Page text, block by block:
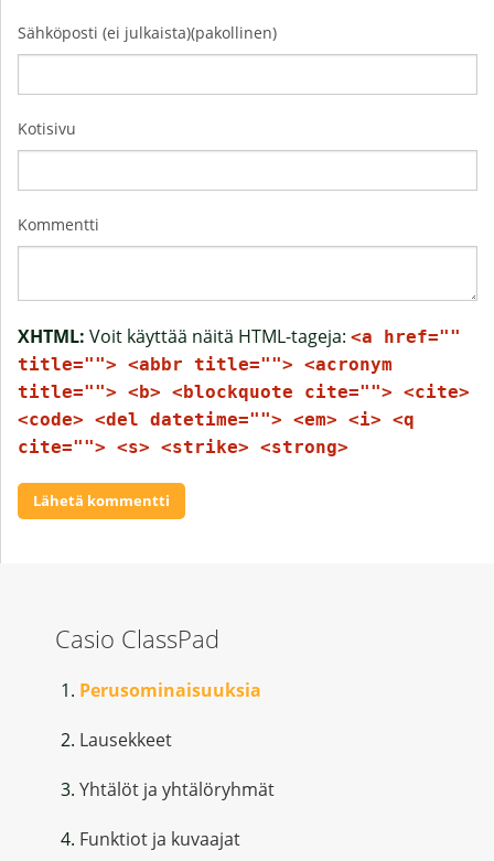
Sähköposti (ei julkaista)(pakollinen)
Kotisivu
Kommentti
XHTML: Voit käyttää näitä HTML-tageja: <a href=""
title=""> <abbr title=""> <acronym
title=""> <b> <blockquote cite=""> <cite>
<code> <del datetime=""> <em> <i> <q
cite=""> <s> <strike> <strong>
Casio ClassPad
Perusominaisuuksia
Lausekkeet
Yhtälöt ja yhtälöryhmät
Funktiot ja kuvaajat